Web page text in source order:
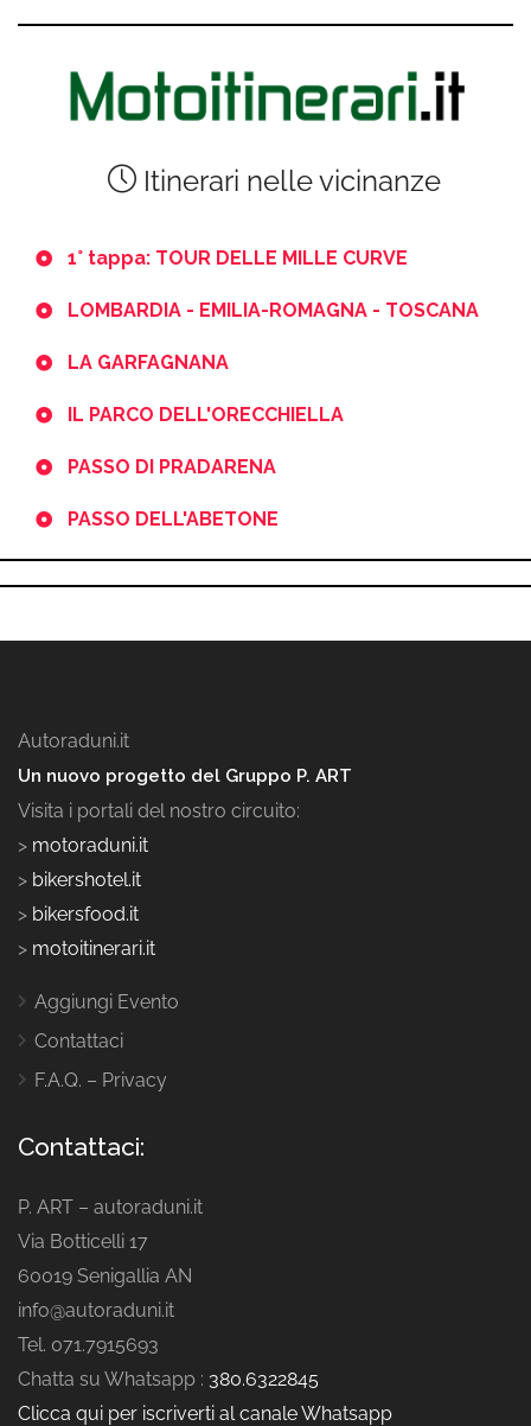
Itinerari nelle vicinanze
1° tappa: TOUR DELLE MILLE CURVE
LOMBARDIA - EMILIA-ROMAGNA - TOSCANA
LA GARFAGNANA
IL PARCO DELL'ORECCHIELLA
PASSO DI PRADARENA
PASSO DELL'ABETONE
Autoraduni.it
Un nuovo progetto del Gruppo P. ART
Visita i portali del nostro circuito:
> motoraduni.it
> bikershotel.it
> bikersfood.it
> motoitinerari.it
Aggiungi Evento
Contattaci
F.A.Q. – Privacy
Contattaci:
P. ART – autoraduni.it
Via Botticelli 17
60019 Senigallia AN
info@autoraduni.it
Tel. 071.7915693
Chatta su Whatsapp : 380.6322845
Clicca qui per iscriverti al canale Whatsapp